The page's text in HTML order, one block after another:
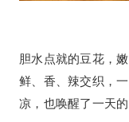
胆水点就的豆花，
鲜、香、辣交织，
凉，也唤醒了一天的